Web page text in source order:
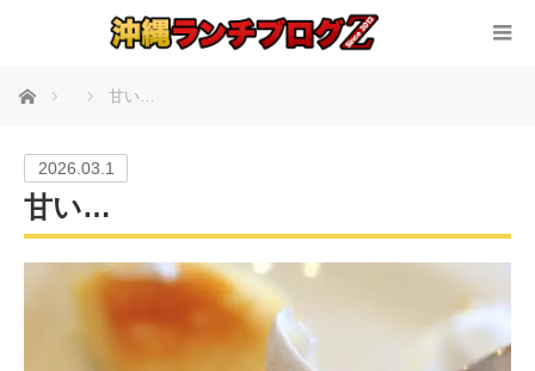
ホーム 甘い…
2026.03.1
甘い…